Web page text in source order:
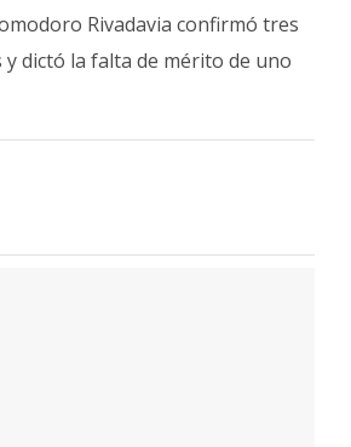
Rivadavia confirmó tres
y dictó la falta de mérito de uno